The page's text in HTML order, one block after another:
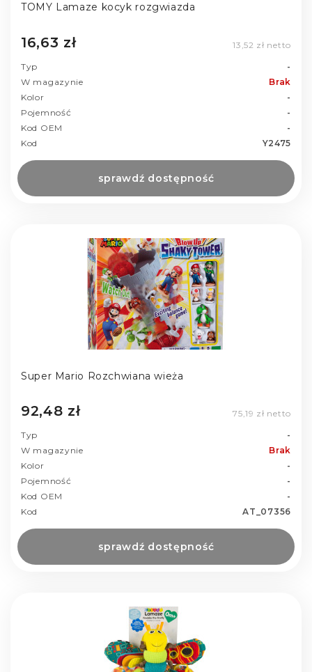
TOMY Lamaze kocyk rozgwiazda
16,63 zł 13,52 zł netto
Typ
-
W magazynie
Brak
Kolor
-
Pojemność
-
Kod OEM
-
Kod
Y2475
sprawdź dostępność
Super Mario Rozchwiana wieża
92,48 zł 75,19 zł netto
Typ
-
W magazynie
Brak
Kolor
-
Pojemność
-
Kod OEM
-
Kod
AT_07356
sprawdź dostępność